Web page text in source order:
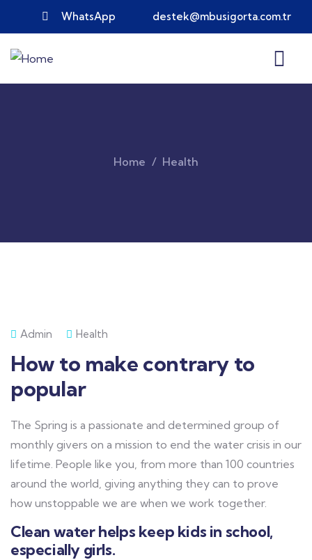
WhatsApp destek@mbusigorta.com.tr
Home Health
Admin Health
How to make contrary to
popular
The Spring is a passionate and determined group of
monthly givers on a mission to end the water crisis in our
lifetime. People like you, from more than 100 countries
around the world, giving anything they can to prove
how unstoppable we are when we work together.
Clean water helps keep kids in school,
especially girls.